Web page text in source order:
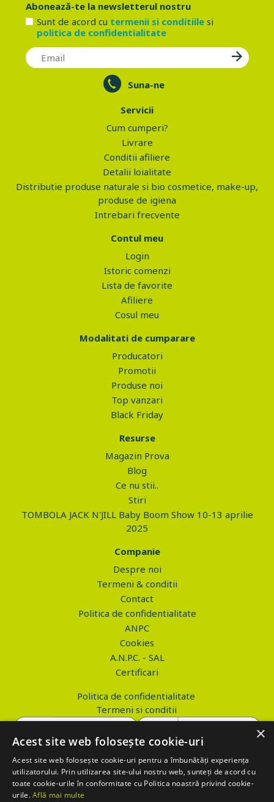
Abonează-te la newsletterul nostru
Sunt de acord cu termenii si conditiilesi
politica de confidentialitate
Suna-ne
Servicii
Cum cumperi?
Livrare
Conditii afiliere
Detalii loialitate
Distributie produse naturale si bio cosmetice, make-up,
produse de igiena
Intrebari frecvente
Contul meu
Login
Istoric comenzi
Lista de favorite
Afiliere
Cosul meu
Modalitati de cumparare
Producatori
Promotii
Produse noi
Top vanzari
Black Friday
Resurse
Magazin Prova
Blog
Ce nu stii..
Stiri
TOMBOLA JACK N'JILL Baby Boom Show 10-13 aprilie
2025
Companie
Despre noi
Termeni & conditii
Contact
Politica de confidentialitate
ANPC
Cookies
A.N.P.C. - SAL
Certificari
Politica de confidentialitate
Termeni si conditii
Copyright © 2026 PROVA.ro
$('.btn_gdpr').click(function() { //alert('test'); var values='';
×
Acest site web folosește cookie-uri
Acest site web folosește cookie-uri pentru a îmbunătăți experiența
utilizatorului. Prin utilizarea site-ului nostru web, sunteți de acord cu
toate cookie-urile în conformitate cu Politica noastră privind cookie-
urile.Află mai multe